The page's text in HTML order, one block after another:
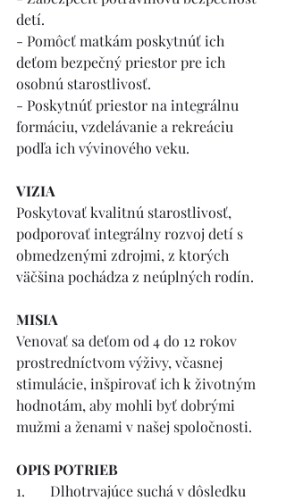
detí.
- Pomôcť matkám poskytnúť ich
deťom bezpečný priestor pre ich
osobnú starostlivosť.
- Poskytnúť priestor na integrálnu
formáciu, vzdelávanie a rekreáciu
podľa ich vývinového veku.
VIZIA
Poskytovať kvalitnú starostlivosť,
podporovať integrálny rozvoj detí s
obmedzenými zdrojmi, z ktorých
väčšina pochádza z neúplných rodín.
MISIA
Venovať sa deťom od 4 do 12 rokov
prostredníctvom výživy, včasnej
stimulácie, inšpirovať ich k životným
hodnotám, aby mohli byť dobrými
mužmi a ženami v našej spoločnosti.
OPIS POTRIEB
1.       Dlhotrvajúce suchá v dôsledku